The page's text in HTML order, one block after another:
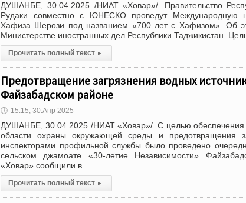
ДУШАНБЕ, 30.04.2025 /НИАТ «Ховар»/. Правительство
Рудаки совместно с ЮНЕСКО проведут Международную
Хафиза Шерози под названием «700 лет с Хафизом». Об
Министерстве иностранных дел Республики Таджикистан.
Прочитать полный текст ▸
Предотвращение загрязнения водных
Файзабадском районе
🕔 15:15, 30.Апр 2025
ДУШАНБЕ, 30.04.2025 /НИАТ «Ховар»/. С целью обеспечения
области охраны окружающей среды и предотвращения
инспекторами профильной службы было проведено
сельском джамоате «30-летие Независимости»
«Ховар» сообщили в
Прочитать полный текст ▸